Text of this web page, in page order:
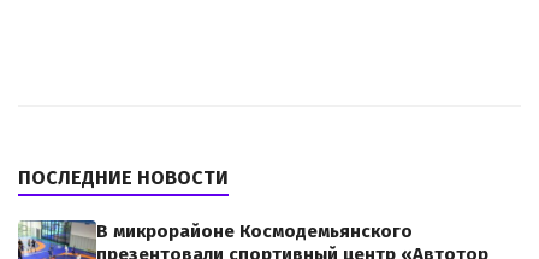
ПОСЛЕДНИЕ НОВОСТИ
В микрорайоне Космодемьянского
презентовали спортивный центр «Автотор